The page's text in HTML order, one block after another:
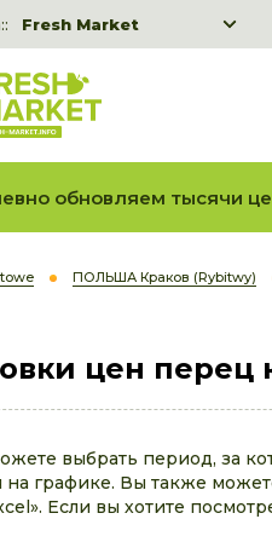
Fresh Market
Fresh Market event B2B
обновляем тысячи
ПОЛЬША Краков (Rybitwy)
цен перец
выбрать период, за
графике. Вы также
Если вы хотите